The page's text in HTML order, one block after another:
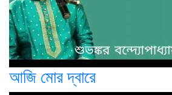
আজি মোর দ্বারে